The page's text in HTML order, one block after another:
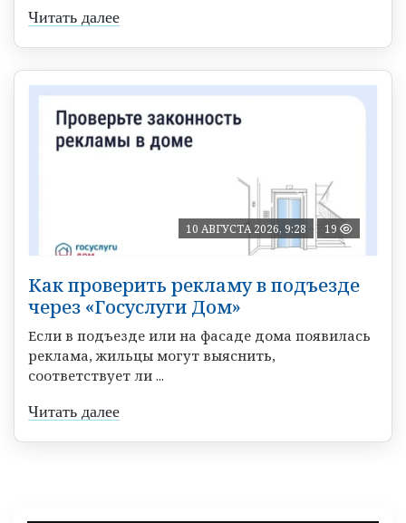
Читать далее
10 АВГУСТА 2026, 9:28 19
Как проверить рекламу в подъезде
через «Госуслуги Дом»
Если в подъезде или на фасаде дома появилась
реклама, жильцы могут выяснить,
соответствует ли ...
Читать далее